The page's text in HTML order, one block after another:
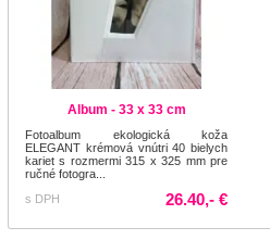
Album - 33 x 33 cm
Fotoalbum ekologická koža
ELEGANT krémová vnútri 40 bielych
kariet s rozmermi 315 x 325 mm pre
ručné fotogra...
s DPH
26.40,- €